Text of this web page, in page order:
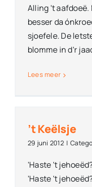
Alling 't aafdoeë.
besser da
sjoefele. De
blomme in d'r
Lees meer
’t Keëlsje
29 juni 2012 |
'Haste 't
'Haste 't